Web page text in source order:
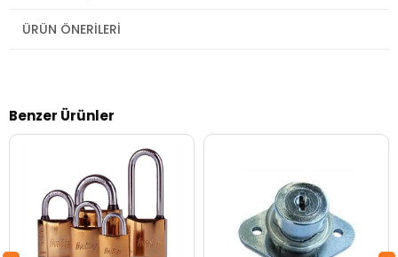
ÜRÜN ÖNERILERI
Benzer Ürünler